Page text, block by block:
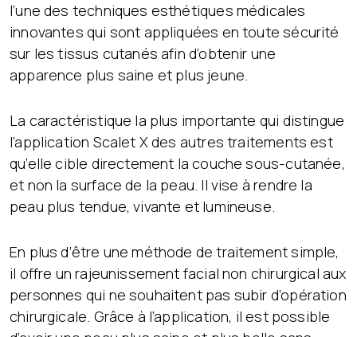
l’une des techniques esthétiques médicales
innovantes qui sont appliquées en toute sécurité
sur les tissus cutanés afin d’obtenir une
apparence plus saine et plus jeune.
La caractéristique la plus importante qui distingue
l’application Scalet X des autres traitements est
qu’elle cible directement la couche sous-cutanée,
et non la surface de la peau. Il vise à rendre la
peau plus tendue, vivante et lumineuse.
En plus d’être une méthode de traitement simple,
il offre un rajeunissement facial non chirurgical aux
personnes qui ne souhaitent pas subir d’opération
chirurgicale. Grâce à l’application, il est possible